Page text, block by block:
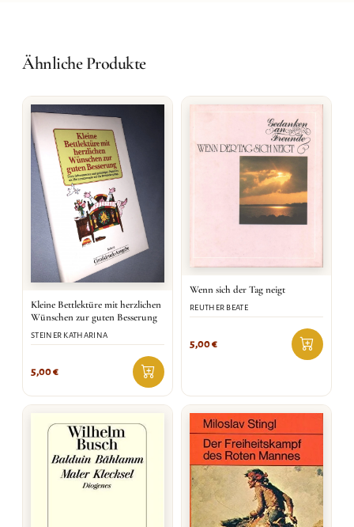
Ähnliche Produkte
Kleine Bettlektüre mit herzlichen
Wünschen zur guten Besserung
STEINER KATHARINA
5,00€
Wenn sich der Tag neigt
REUTHER BEATE
5,00€